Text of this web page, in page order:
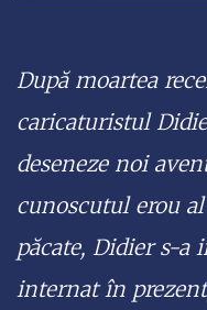
După moartea
caricaturistul
deseneze noi
cunoscutul erou
păcate, Didier s-a
internat în